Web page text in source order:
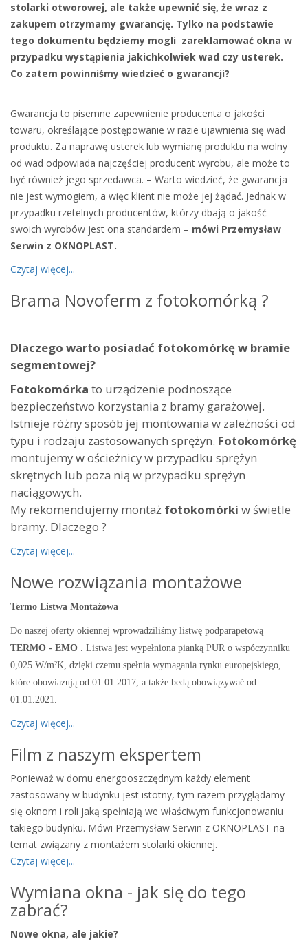
stolarki otworowej, ale także upewnić się, że wraz z
zakupem otrzymamy gwarancję. Tylko na podstawie
tego dokumentu będziemy mogli zareklamować okna w
przypadku wystąpienia jakichkolwiek wad czy usterek.
Co zatem powinniśmy wiedzieć o gwarancji?
Gwarancja to pisemne zapewnienie producenta o jakości
towaru, określające postępowanie w razie ujawnienia się wad
produktu. Za naprawę usterek lub wymianę produktu na wolny
od wad odpowiada najczęściej producent wyrobu, ale może to
być również jego sprzedawca. – Warto wiedzieć, że gwarancja
nie jest wymogiem, a więc klient nie może jej żądać. Jednak w
przypadku rzetelnych producentów, którzy dbają o jakość
swoich wyrobów jest ona standardem – mówi Przemysław
Serwin z OKNOPLAST.
Czytaj więcej...
Brama Novoferm z fotokomórką ?
Dlaczego warto posiadać fotokomórkę w bramie
segmentowej?
Fotokomórka to urządzenie podnoszące
bezpieczeństwo korzystania z bramy garażowej.
Istnieje różny sposób jej montowania w zależności od
typu i rodzaju zastosowanych sprężyn. Fotokomórkę
montujemy w ościeżnicy w przypadku sprężyn
skrętnych lub poza nią w przypadku sprężyn
naciągowych.
My rekomendujemy montaż fotokomórki w świetle
bramy. Dlaczego ?
Czytaj więcej...
Nowe rozwiązania montażowe
Termo Listwa Montażowa
Do naszej oferty okiennej wprowadziliśmy listwę podparapetową
TERMO - EMO
. Listwa jest wypełniona pianką PUR o wspóczynniku
0,025 W/m²K, dzięki czemu spełnia wymagania rynku europejskiego,
które obowiazują od 01.01.2017, a także bedą obowiązywać od
01.01.2021.
Czytaj więcej...
Film z naszym ekspertem
Ponieważ w domu energooszczędnym każdy element
zastosowany w budynku jest istotny, tym razem przyglądamy
się oknom i roli jaką spełniają we właściwym funkcjonowaniu
takiego budynku. Mówi Przemysław Serwin z OKNOPLAST na
temat związany z montażem stolarki okiennej.
Czytaj więcej...
Wymiana okna - jak się do tego
zabrać?
Nowe okna, ale jakie?